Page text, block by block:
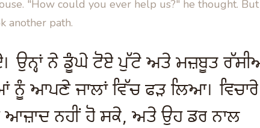
"How could you ever help us?" he thought. But
another path.
ਉਨ੍ਹਾਂ ਨੇ ਡੂੰਘੇ ਟੋਏ ਪੁੱਟੇ ਅਤੇ ਮਜ਼ਬੂਤ
ਨੂੰ ਆਪਣੇ ਜਾਲਾਂ ਵਿੱਚ ਫੜ ਲਿਆ। ਵਿਚਾਰੇ
ਆਜ਼ਾਦ ਨਹੀਂ ਹੋ ਸਕੇ, ਅਤੇ ਉਹ ਡਰ ਨਾਲ